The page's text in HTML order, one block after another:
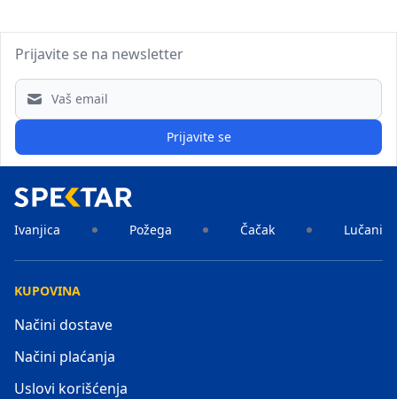
Prijavite se na newsletter
Email address
Prijavite se
Ivanjica Požega Čačak Lučani
KUPOVINA
Načini dostave
Načini plaćanja
Uslovi korišćenja